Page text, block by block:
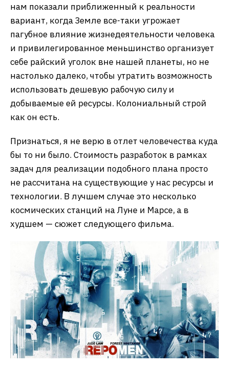
нам показали приближенный к реальности
вариант, когда Земле все-таки угрожает
пагубное влияние жизнедеятельности человека
и привилегированное меньшинство организует
себе райский уголок вне нашей планеты, но не
настолько далеко, чтобы утратить возможность
использовать дешевую рабочую силу и
добываемые ей ресурсы. Колониальный строй
как он есть.
Признаться, я не верю в отлет человечества куда
бы то ни было. Стоимость разработок в рамках
задач для реализации подобного плана просто
не рассчитана на существующие у нас ресурсы и
технологии. В лучшем случае это несколько
космических станций на Луне и Марсе, а в
худшем — сюжет следующего фильма.